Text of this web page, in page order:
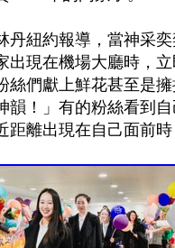
丹紐約報導，當神采
出現在機場大廳時，
絲們獻上鮮花甚至是
韻！」有的粉絲看到
距離出現在自己面前